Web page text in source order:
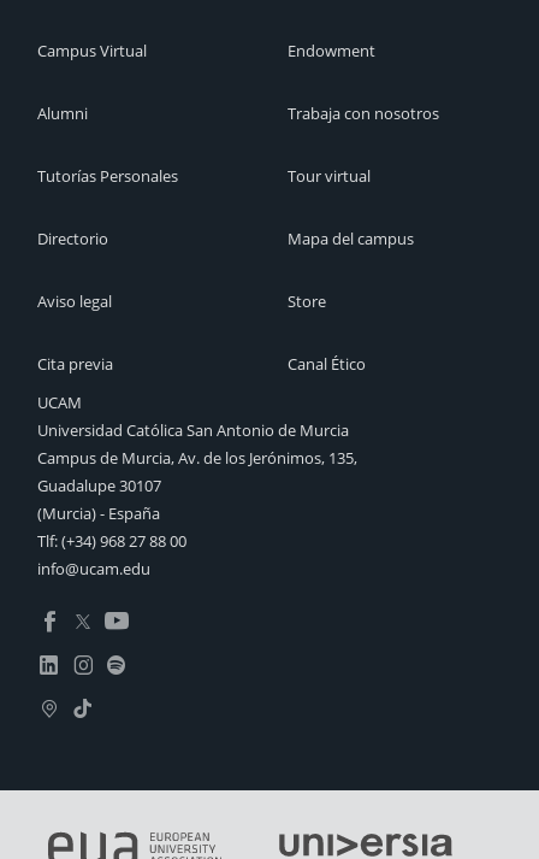
Campus Virtual
Alumni
Tutorías Personales
Directorio
Aviso legal
Cita previa
Endowment
Trabaja con nosotros
Tour virtual
Mapa del campus
Store
Canal Ético
UCAM
Universidad Católica San Antonio de Murcia
Campus de Murcia, Av. de los Jerónimos, 135,
Guadalupe 30107
(Murcia) - España
Tlf:(+34) 968 27 88 00
info@ucam.edu